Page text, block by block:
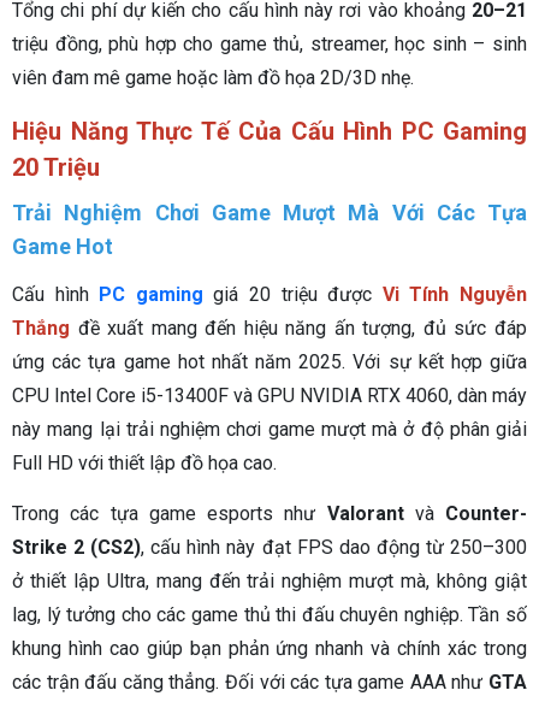
Tổng chi phí dự kiến cho cấu hình này rơi vào khoảng 20–21
triệu đồng, phù hợp cho game thủ, streamer, học sinh – sinh
viên đam mê game hoặc làm đồ họa 2D/3D nhẹ.
Hiệu Năng Thực Tế Của Cấu Hình PC Gaming
20 Triệu
Trải Nghiệm Chơi Game Mượt Mà Với Các Tựa
Game Hot
Cấu hình PC gaming giá 20 triệu được Vi Tính Nguyễn
Thắng đề xuất mang đến hiệu năng ấn tượng, đủ sức đáp
ứng các tựa game hot nhất năm 2025. Với sự kết hợp giữa
CPU Intel Core i5-13400F và GPU NVIDIA RTX 4060, dàn máy
này mang lại trải nghiệm chơi game mượt mà ở độ phân giải
Full HD với thiết lập đồ họa cao.
Trong các tựa game esports như Valorantvà Counter-
Strike 2 (CS2), cấu hình này đạt FPS dao động từ 250–300
ở thiết lập Ultra, mang đến trải nghiệm mượt mà, không giật
lag, lý tưởng cho các game thủ thi đấu chuyên nghiệp. Tần số
khung hình cao giúp bạn phản ứng nhanh và chính xác trong
các trận đấu căng thẳng. Đối với các tựa game AAA như GTA